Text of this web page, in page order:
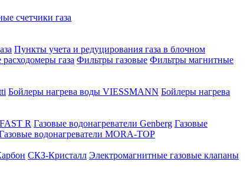
счетчики газа
Пункты учета и редуцирования газа в блочном
расходомеры газа Фильтры газовые Фильтры магнитные
Бойлеры нагрева воды VIESSMANN Бойлеры нагрева
R Газовые водонагреватели Genberg Газовые
водонагреватели MORA-TOP
СКЗ-Кристалл Электромагнитные газовые клапаны